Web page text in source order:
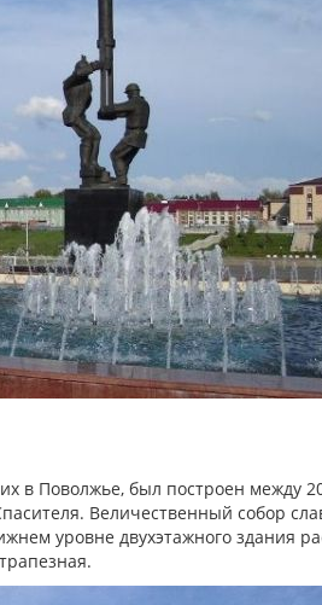
в Поволжье, был построен между
Величественный собор
уровне двухэтажного здания